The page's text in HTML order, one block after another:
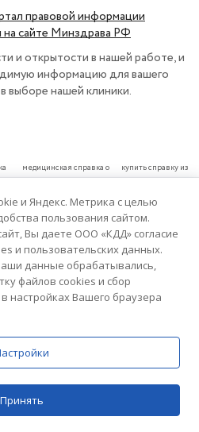
правовой информации
сайте Минздрава РФ
и открытости в нашей работе, и
информацию для вашего
выборе нашей клиники.
медицинская справка о
купить справку из
все
Поиск
КЛИНИК
5.0
и Яндекс. Метрика с целью
пользования сайтом.
Вы даете ООО «КДД» согласие
и пользовательских данных.
данные обрабатывались,
файлов cookies и сбор
настройках Вашего браузера
Принять